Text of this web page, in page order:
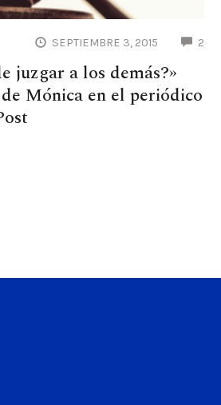
SEPTIEMBRE 3, 2015 2
juzgar a los demás?»
Mónica en el periódico